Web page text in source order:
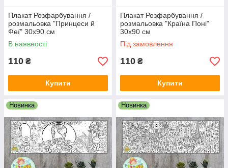
Матеріал: офсетний папір щільністю 150 г/м2
Упаковка: тубус-коробка або пакет
Виробник: Власне виробництво
Плакат Розфарбування /
розмальовка "Принцеси й
Феї" 30х90 см
В наявності
110 ₴
Купити
Плакат Розфарбування /
розмальовка "Країна Поні"
30х90 см
Під замовлення
110 ₴
Купити
Новинка Новинка